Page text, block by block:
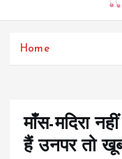
c
Home
माँस-मदिरा
हैं उनपर तो